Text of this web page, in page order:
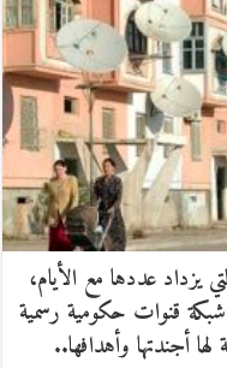
يزداد عددها مع الأيام،
قنوات حكومية رسمية
أجندتها وأهدافها..